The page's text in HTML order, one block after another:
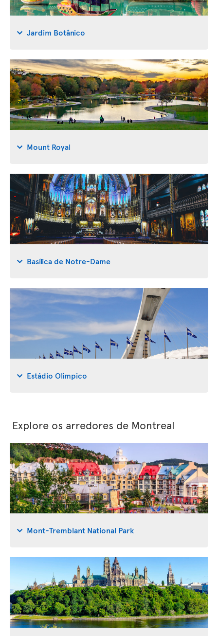
Jardim Botânico
Mount Royal
Basílica de Notre-Dame
Estádio Olímpico
Explore os arredores de Montreal
Mont-Tremblant National Park